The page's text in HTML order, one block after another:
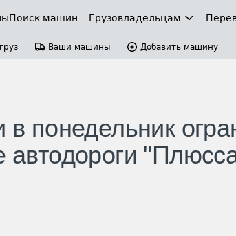
Поиск машин Грузовладельцам
Ваши машины Добавить машину
в понедельник
автодороги